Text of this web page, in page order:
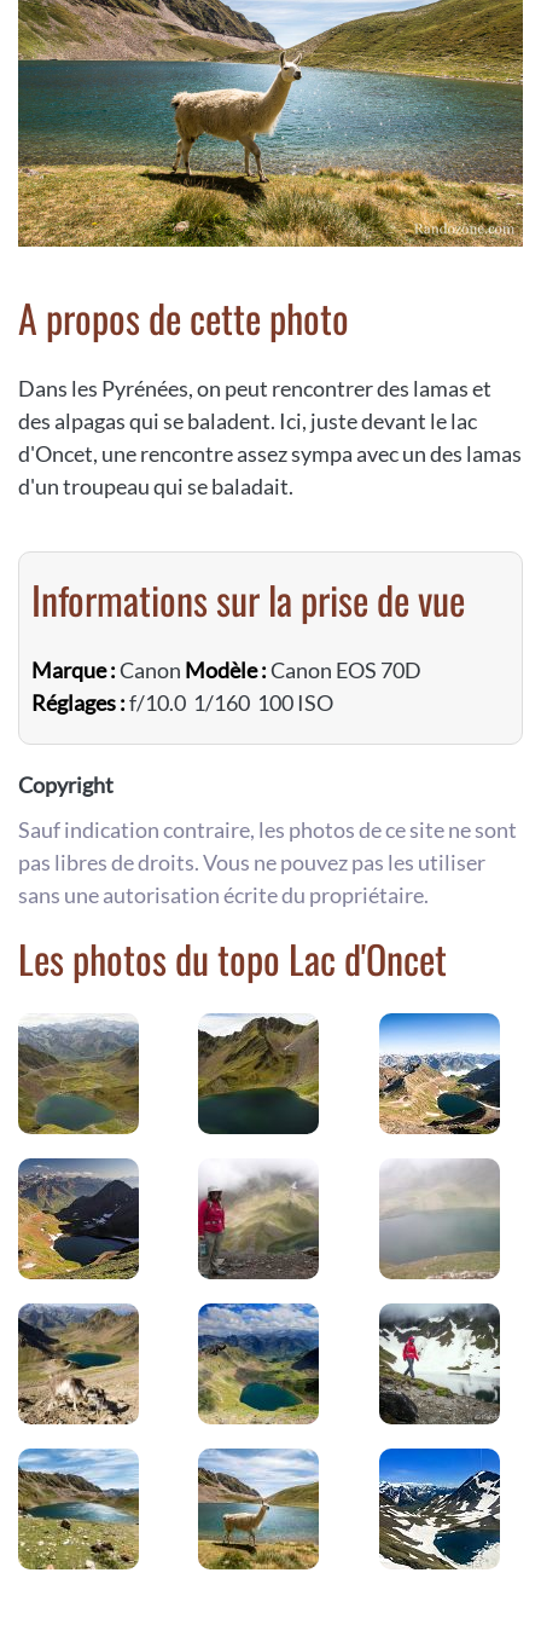
A propos de cette photo
Dans les Pyrénées, on peut rencontrer des lamas et
des alpagas qui se baladent. Ici, juste devant le lac
d'Oncet, une rencontre assez sympa avec un des lamas
d'un troupeau qui se baladait.
Informations sur la prise de vue
Marque :Canon Modèle :Canon EOS 70D
Réglages :f/10.0 1/160 100 ISO
Copyright
Sauf indication contraire, les photos de ce site ne sont
pas libres de droits. Vous ne pouvez pas les utiliser
sans une autorisation écrite du propriétaire.
Les photos du topo Lac d'Oncet